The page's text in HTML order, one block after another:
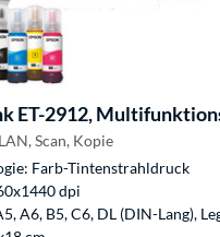
ET-2912,
Scan, Kopie
Farb-Tintenstrahldruck
dpi
A6, B5, C6, DL (DIN-Lang),